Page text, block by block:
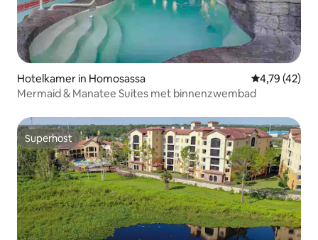
Hotelkamer in Homosassa Gemiddelde
4,79 (42)
Mermaid & Manatee Suites met binnenzwembad
Superhost
Superhost